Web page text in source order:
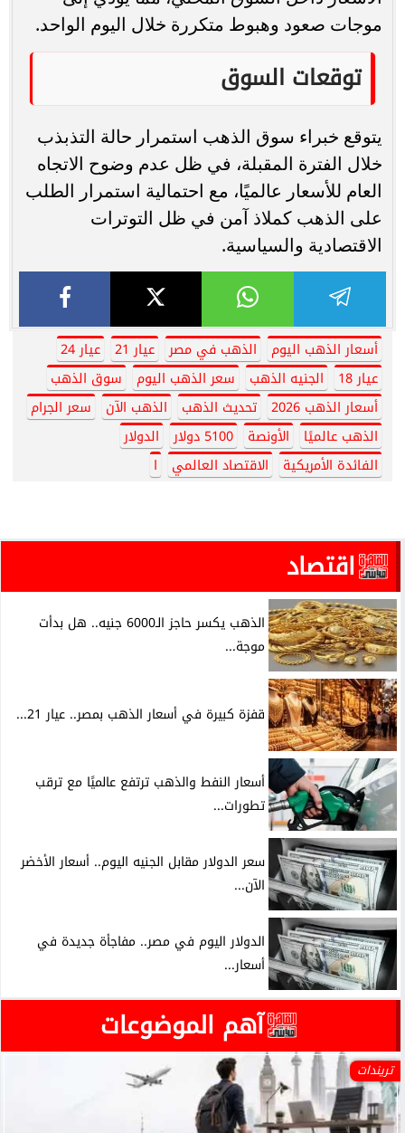
موجات صعود وهبوط متكررة خلال اليوم الواحد.
توقعات السوق
يتوقع خبراء سوق الذهب استمرار حالة التذبذب
خلال الفترة المقبلة، في ظل عدم وضوح الاتجاه
العام للأسعار عالميًا، مع احتمالية استمرار الطلب
على الذهب كملاذ آمن في ظل التوترات
الاقتصادية والسياسية.
أسعار الذهب اليوم الذهب في مصر عيار 21
عيار 24
عيار 18
الجنيه الذهب سعر الذهب اليوم
سوق الذهب
أسعار الذهب 2026
تحديث الذهب الذهب الآن
سعر الجرام
الذهب عالميًا
الأونصة 5100 دولار
الدولار
الفائدة الأمريكية
الاقتصاد العالمي ا
اقتصاد
الذهب يكسر حاجز الـ6000 جنيه.. هل بدأت
موجة...
قفزة كبيرة في أسعار الذهب بمصر.. عيار 21...
أسعار النفط والذهب ترتفع عالميًا مع ترقب
تطورات...
سعر الدولار مقابل الجنيه اليوم.. أسعار الأخضر
الآن...
الدولار اليوم في مصر.. مفاجأة جديدة في
أسعار...
آهم الموضوعات
تريندات